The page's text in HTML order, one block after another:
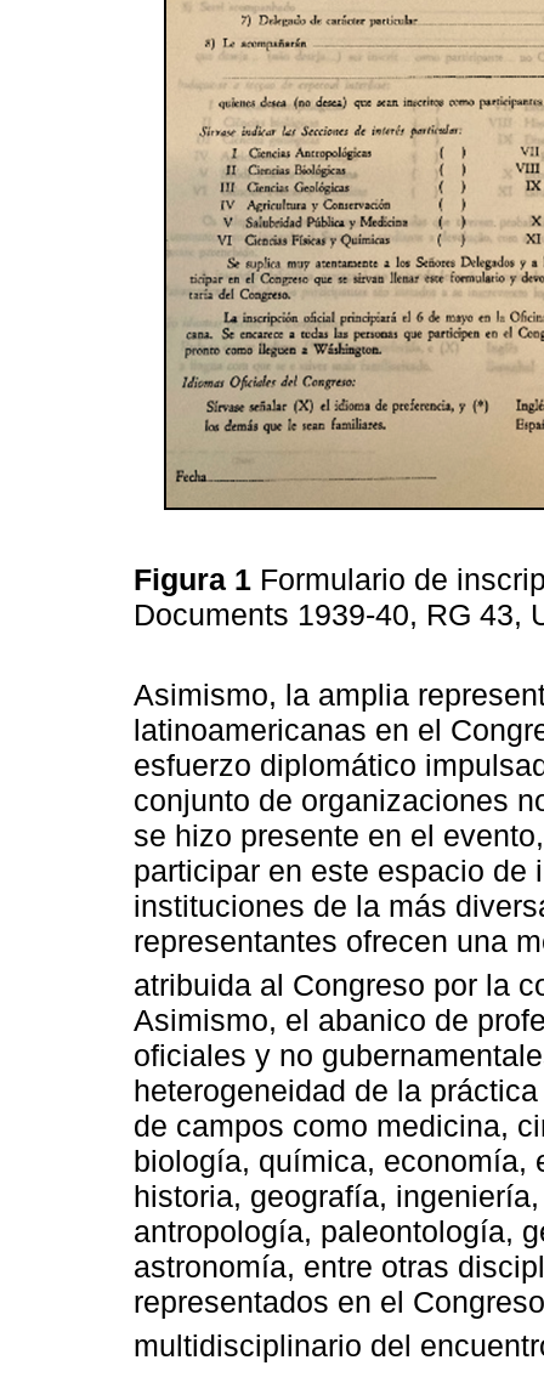
Figura 1 Formulario de
Documents 1939-40, RG 43,
Asimismo, la amplia
latinoamericanas en el
esfuerzo diplomático
conjunto de organizaciones
se hizo presente en el
participar en este espacio
instituciones de la más
representantes ofrecen una
atribuida al Congreso por la
Asimismo, el abanico de
oficiales y no
heterogeneidad de la
de campos como medicina,
biología, química, economía,
historia, geografía,
antropología, paleontología,
astronomía, entre otras
representados en el
multidisciplinario del